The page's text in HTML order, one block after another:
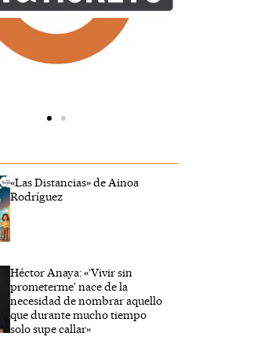
«Las Distancias» de Ainoa
Rodríguez
Héctor Anaya: «‘Vivir sin
prometerme’ nace de la
necesidad de nombrar aquello
que durante mucho tiempo
solo supe callar»